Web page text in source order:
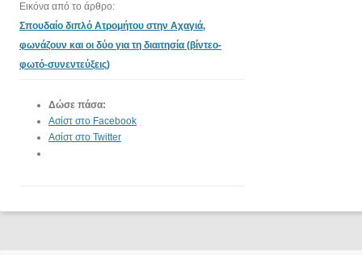
Εικόνα από το άρθρο:
Σπουδαίο διπλό Ατρομήτου στην Αχαγιά,
φωνάζουν και οι δύο για τη διαιτησία (βίντεο-
φωτό-συνεντεύξεις)
Δώσε πάσα:
Ασίστ στο Facebook
Ασίστ στο Twitter